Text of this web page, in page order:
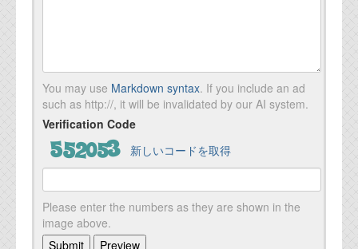
You may use Markdown syntax. If you include an ad
such as http://, it will be invalidated by our AI system.
Verification Code
新しいコードを取得
Please enter the numbers as they are shown in the
image above.